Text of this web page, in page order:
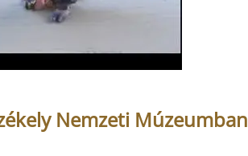
Nemzeti Múzeumban